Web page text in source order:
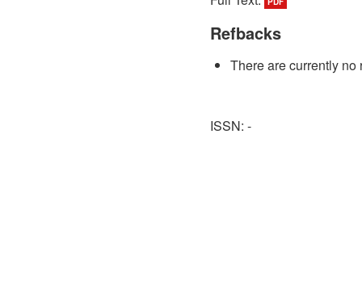
Refbacks
There are currently no
ISSN: -